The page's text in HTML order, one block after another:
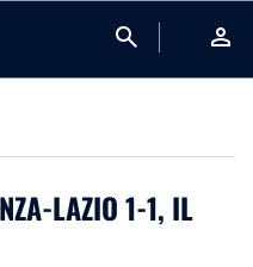
search person
LAZIO 1-1, IL